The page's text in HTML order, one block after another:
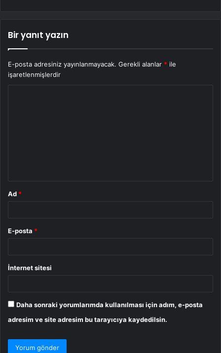
Bir yanıt yazın
E-posta adresiniz yayınlanmayacak. Gerekli alanlar * ile
işaretlenmişlerdir
Ad *
E-posta *
İnternet sitesi
Daha sonraki yorumlarımda kullanılması için adım, e-posta
adresim ve site adresim bu tarayıcıya kaydedilsin.